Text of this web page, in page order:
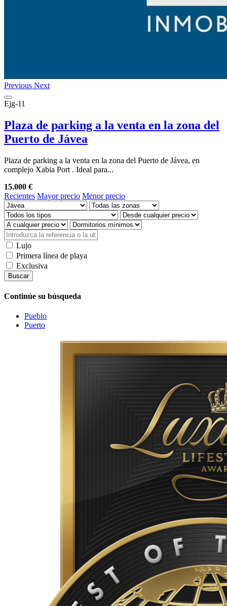
Previous Next
Ejg-11
Plaza de parking a la venta en la zona del
Puerto de Jávea
Plaza de parking a la venta en la zona del Puerto de Jávea, en
complejo Xabia Port . Ideal para...
15.000 €
Recientes Mayor precio Menor precio
Lujo
Primera línea de playa
Exclusiva
Buscar
Continúe su búsqueda
Pueblo
Puerto